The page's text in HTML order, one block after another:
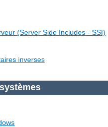
(Server Side Includes - SSI)
inverses